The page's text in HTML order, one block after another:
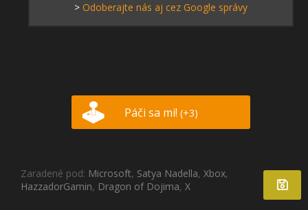
> Odoberajte nás aj cez Google správy
Páči sa mi! (+3)
Zaradené pod: Microsoft, Satya Nadella, Xbox,
HazzadorGamin, Dragon of Dojima, X